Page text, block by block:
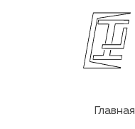
Главная